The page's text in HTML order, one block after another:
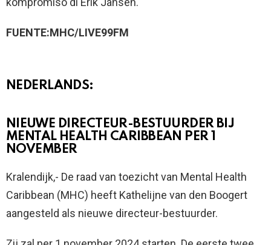
FUENTE:MHC/LIVE99FM
NEDERLANDS:
NIEUWE DIRECTEUR-BESTUURDER BIJ
MENTAL HEALTH CARIBBEAN PER 1
NOVEMBER
Kralendijk,- De raad van toezicht van Mental Health
Caribbean (MHC) heeft Kathelijne van den Boogert
aangesteld als nieuwe directeur-bestuurder.